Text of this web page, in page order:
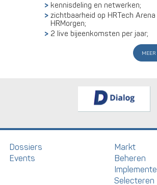
kennisdeling en netwerken;
zichtbaarheid op HRTech Arena
HRMorgen;
2 live bijeenkomsten per jaar;
Dossiers
Events
Markt
Beheren
Selecteren